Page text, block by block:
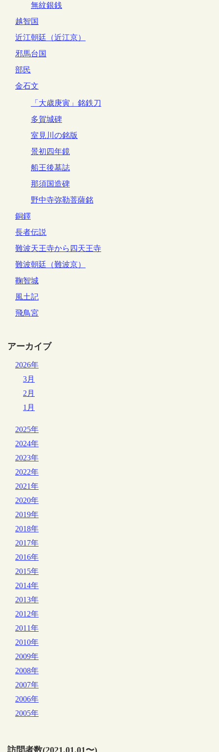
無紋銀銭
越智国
近江朝廷（近江京）
邪馬台国
部民
金石文
「大歳庚寅」銘鉄刀
多賀城碑
室見川の銘版
景初四年鏡
船王後墓誌
那須国造碑
野中寺弥勒菩薩銘
銅鐸
長者伝説
難波天王寺から四天王寺
難波朝廷（難波京）
鞠智城
風土記
飛鳥宮
アーカイブ
2026年
3月
2月
1月
2025年
2024年
2023年
2022年
2021年
2020年
2019年
2018年
2017年
2016年
2015年
2014年
2013年
2012年
2011年
2010年
2009年
2008年
2007年
2006年
2005年
訪問者数(2021.01.01〜)